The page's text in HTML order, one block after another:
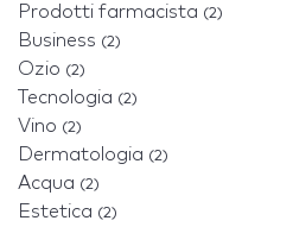
Prodotti farmacista (2)
Business (2)
Ozio (2)
Tecnologia (2)
Vino (2)
Dermatologia (2)
Acqua (2)
Estetica (2)